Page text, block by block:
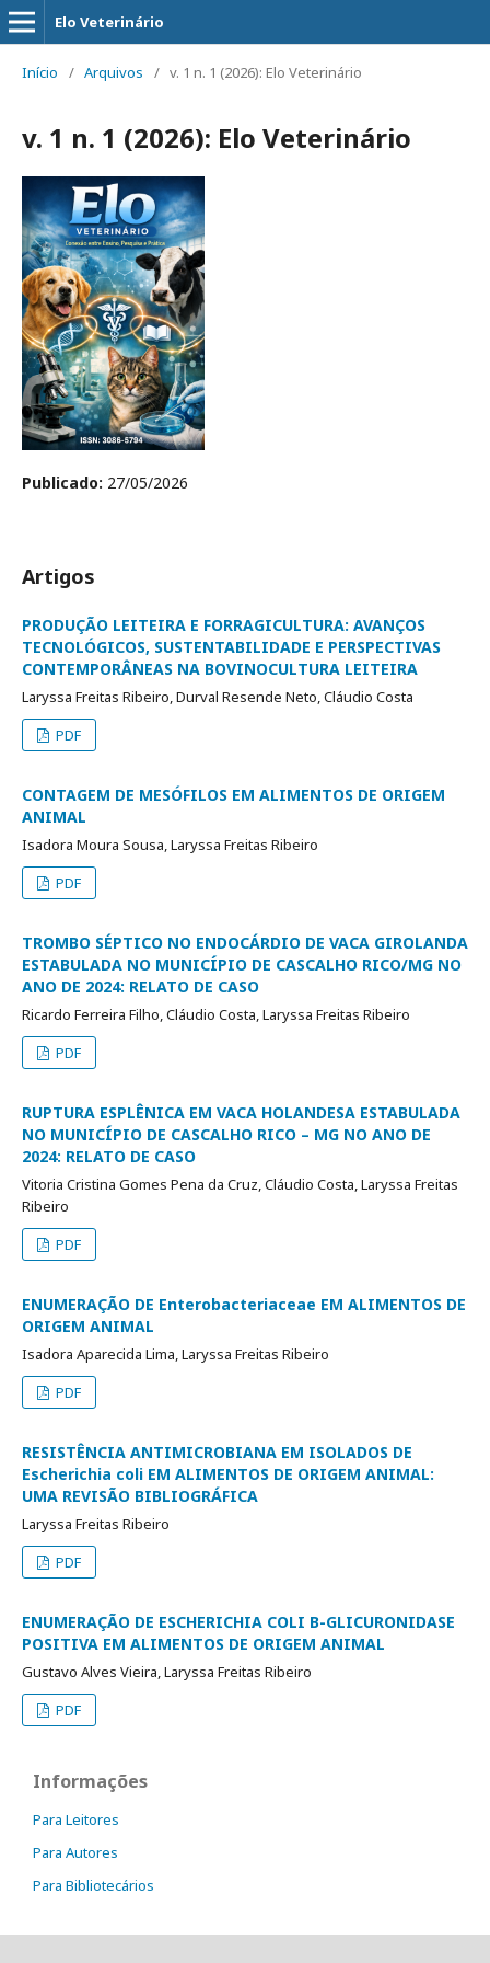
Elo Veterinário
Início / Arquivos / v. 1 n. 1 (2026): Elo Veterinário
v. 1 n. 1 (2026): Elo Veterinário
Publicado: 27/05/2026
Artigos
PRODUÇÃO LEITEIRA E FORRAGICULTURA: AVANÇOS
TECNOLÓGICOS, SUSTENTABILIDADE E PERSPECTIVAS
CONTEMPORÂNEAS NA BOVINOCULTURA LEITEIRA
Laryssa Freitas Ribeiro, Durval Resende Neto, Cláudio Costa
PDF
CONTAGEM DE MESÓFILOS EM ALIMENTOS DE ORIGEM
ANIMAL
Isadora Moura Sousa, Laryssa Freitas Ribeiro
PDF
TROMBO SÉPTICO NO ENDOCÁRDIO DE VACA GIROLANDA
ESTABULADA NO MUNICÍPIO DE CASCALHO RICO/MG NO
ANO DE 2024: RELATO DE CASO
Ricardo Ferreira Filho, Cláudio Costa, Laryssa Freitas Ribeiro
PDF
RUPTURA ESPLÊNICA EM VACA HOLANDESA ESTABULADA
NO MUNICÍPIO DE CASCALHO RICO – MG NO ANO DE
2024: RELATO DE CASO
Vitoria Cristina Gomes Pena da Cruz, Cláudio Costa, Laryssa Freitas
Ribeiro
PDF
ENUMERAÇÃO DE Enterobacteriaceae EM ALIMENTOS DE
ORIGEM ANIMAL
Isadora Aparecida Lima, Laryssa Freitas Ribeiro
PDF
RESISTÊNCIA ANTIMICROBIANA EM ISOLADOS DE
Escherichia coli EM ALIMENTOS DE ORIGEM ANIMAL:
UMA REVISÃO BIBLIOGRÁFICA
Laryssa Freitas Ribeiro
PDF
ENUMERAÇÃO DE ESCHERICHIA COLI Β-GLICURONIDASE
POSITIVA EM ALIMENTOS DE ORIGEM ANIMAL
Gustavo Alves Vieira, Laryssa Freitas Ribeiro
PDF
Informações
Para Leitores
Para Autores
Para Bibliotecários